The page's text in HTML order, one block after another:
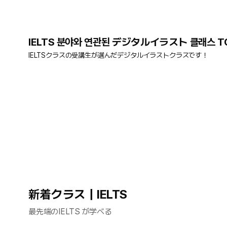
IELTS 분야와 연관된 デジタルイラスト 클래스
IELTSクラスの受講生が選んだデジタルイラストクラスです！
新着クラス｜IELTS
最先端のIELTS が学べる